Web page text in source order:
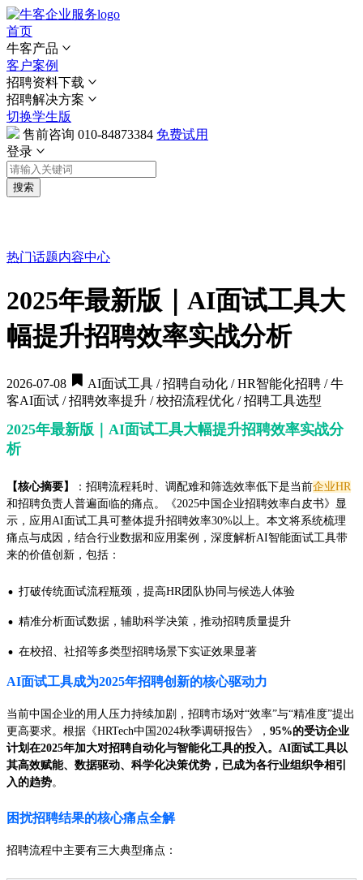
首页
牛客产品
客户案例
招聘资料下载
招聘解决方案
切换学生版
售前咨询 010-84873384 免费试用
登录
搜索
热门话题内容中心
2025年最新版｜AI面试工具大
幅提升招聘效率实战分析
2026-07-08
AI面试工具 / 招聘自动化 / HR智能化招聘 / 牛
客AI面试 / 招聘效率提升 / 校招流程优化 / 招聘工具选型
2025年最新版｜AI面试工具大幅提升招聘效率实战分
析
【核心摘要】 ：招聘流程耗时、调配难和筛选效率低下是当前企业HR
和招聘负责人普遍面临的痛点。《2025中国企业招聘效率白皮书》显
示，应用AI面试工具可整体提升招聘效率30%以上。本文将系统梳理
痛点与成因，结合行业数据和应用案例，深度解析AI智能面试工具带
来的价值创新，包括：
· 打破传统面试流程瓶颈，提高HR团队协同与候选人体验
· 精准分析面试数据，辅助科学决策，推动招聘质量提升
· 在校招、社招等多类型招聘场景下实证效果显著
AI面试工具成为2025年招聘创新的核心驱动力
当前中国企业的用人压力持续加剧，招聘市场对“效率”与“精准度”提出
更高要求。根据《HRTech中国2024秋季调研报告》， 95%的受访企业
计划在2025年加大对招聘自动化与智能化工具的投入。AI面试工具以
其高效赋能、数据驱动、科学化决策优势，已成为各行业组织争相引
入的趋势。
困扰招聘结果的核心痛点全解
招聘流程中主要有三大典型痛点：